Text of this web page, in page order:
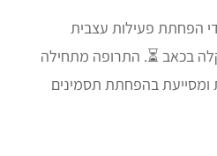
הפחתת פעילות עצבית
בכאב ⏳. התרופה מתחילה
בהפחתת תסמינים